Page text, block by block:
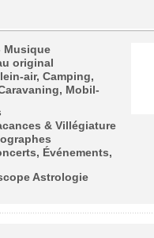
Musique
original
air, Camping,
Mobil-
& Villégiature
Événements,
Astrologie